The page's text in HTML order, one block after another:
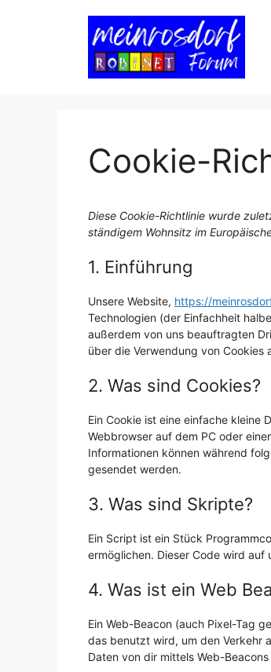
Cookie-
Diese Cookie-Richtlinie wurde
ständigem Wohnsitz im
1. Einführung
Unsere Website, https://
Technologien (der Einfachheit
außerdem von uns beauftragten
über die Verwendung von Cookies
2. Was sind Cookies?
Ein Cookie ist eine einfache kleine
Webbrowser auf dem PC oder
Informationen können während
gesendet werden.
3. Was sind Skripte?
Ein Script ist ein Stück
ermöglichen. Dieser Code wird auf
4. Was ist ein Web
Ein Web-Beacon (auch Pixel-Tag
das benutzt wird, um den Verkehr
Daten von dir mittels Web-